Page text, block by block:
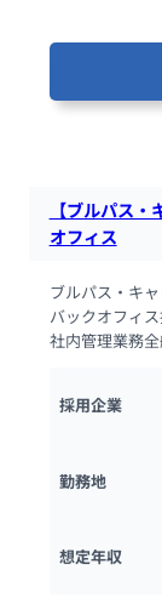
【ブルパス
オフィス
ブルパス・キ
バックオフィ
社内管理業務全
採用企業
勤務地
想定年収